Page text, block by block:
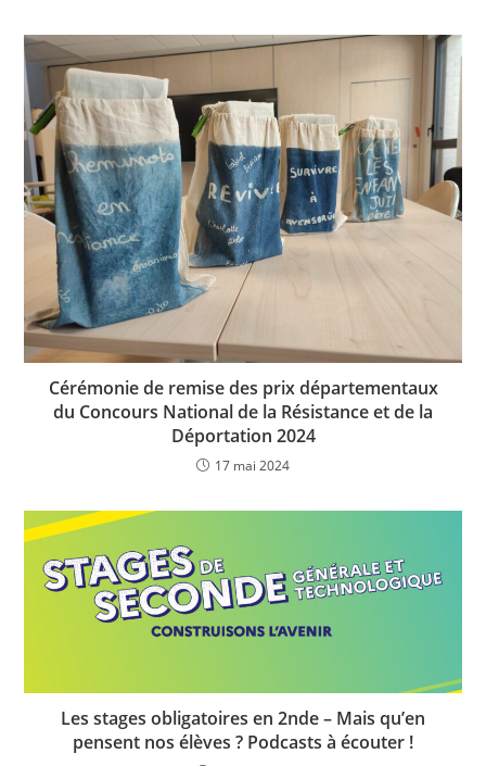
Cérémonie de remise des prix départementaux
du Concours National de la Résistance et de la
Déportation 2024
17 mai 2024
Les stages obligatoires en 2nde – Mais qu’en
pensent nos élèves ? Podcasts à écouter !